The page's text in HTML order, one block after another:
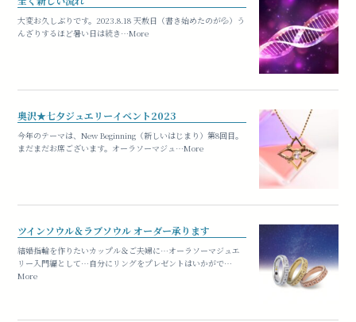
大変お久しぶりです。2023.8.18 天赦日（書き始めたのが💦）う
んざりするほど暑い日は続き…More
奥沢★七夕ジュエリーイベント2023
今年のテーマは、New Beginning（新しいはじまり）第8回目。
まだまだお席ございます。オーラソーマジュ…More
ツインソウル＆ラブソウル オーダー承ります
結婚指輪を作りたいカップル＆ご夫婦に…オーラソーマジュエ
リー入門編として…自分にリングをプレゼントはいかがで…
More